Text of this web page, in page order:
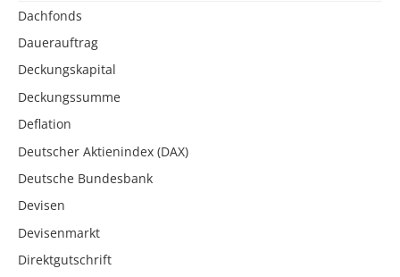
Dachfonds
Dauerauftrag
Deckungskapital
Deckungssumme
Deflation
Deutscher Aktienindex (DAX)
Deutsche Bundesbank
Devisen
Devisenmarkt
Direktgutschrift